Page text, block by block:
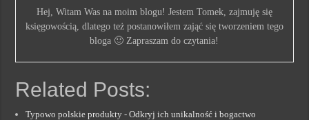
Hej, Witam Was na moim blogu! Jestem Tomek, zajmuję się
księgowością, dlatego też postanowiłem zająć się tworzeniem tego
bloga 🙂 Zapraszam do czytania!
Related Posts:
Typowo polskie produkty - Odkryj ich unikalność i bogactwo